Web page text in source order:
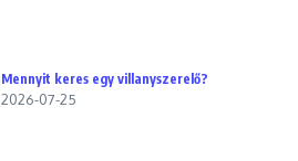
Mennyit keres egy villanyszerelő?
2026-07-25